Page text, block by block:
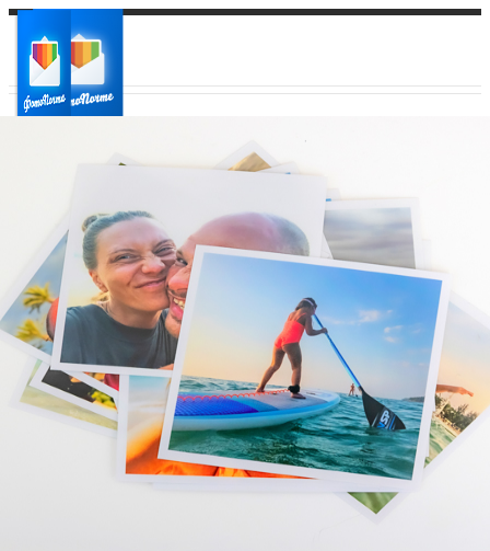
Ваш регион доставки
Выберите из списка: